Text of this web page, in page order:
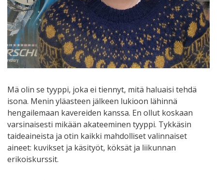
Mä olin se tyyppi, joka ei tiennyt, mitä haluaisi tehdä
isona. Menin yläasteen jälkeen lukioon lähinnä
hengailemaan kavereiden kanssa. En ollut koskaan
varsinaisesti mikään akateeminen tyyppi. Tykkäsin
taideaineista ja otin kaikki mahdolliset valinnaiset
aineet: kuvikset ja käsityöt, köksät ja liikunnan
erikoiskurssit.